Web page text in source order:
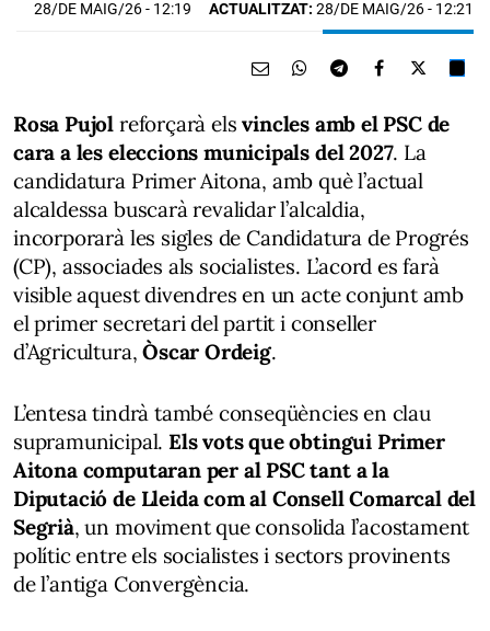
28/DE MAIG/26- 12:19 ACTUALITZAT: 28/DE MAIG/26 - 12:21
Rosa Pujol reforçarà elsvincles amb el PSC de
cara a les eleccions municipals del 2027. La
candidatura Primer Aitona, amb què l’actual
alcaldessa buscarà revalidar l’alcaldia,
incorporarà les sigles de Candidatura de Progrés
(CP), associades als socialistes. L’acord es farà
visible aquest divendres en un acte conjunt amb
el primer secretari del partit i conseller
d’Agricultura,Òscar Ordeig.
L’entesa tindrà també conseqüències en clau
supramunicipal. Els vots que obtingui Primer
Aitona computaran per al PSC tant a la
Diputació de Lleida com al Consell Comarcal del
Segrià, un moviment que consolida l’acostament
polític entre els socialistes i sectors provinents
de l’antiga Convergència.